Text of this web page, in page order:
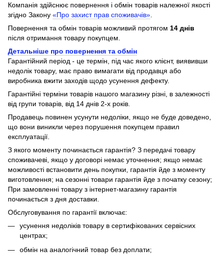
Компанія здійснює повернення і обмін товарів належної якості
згідно Закону «Про захист прав споживачів».
Повернення та обмін товарів можливий протягом 14 днів
після отримання товару покупцем.
Детальніше про повернення та обмін
Гарантійний період - це термін, під час якого клієнт, виявивши
недолік товару, має право вимагати від продавця або
виробника вжити заходів щодо усунення дефекту.
Гарантійні терміни товарів нашого магазину різні, в залежності
від групи товарів, від 14 днів 2-х років.
Продавець повинен усунути недоліки, якщо не буде доведено,
що вони виникли через порушення покупцем правил
експлуатації.
З якого моменту починається гарантія? З передачі товару
споживачеві, якщо у договорі немає уточнення; якщо немає
можливості встановити день покупки, гарантія йде з моменту
виготовлення; на сезонні товари гарантія йде з початку сезону;
При замовленні товару з інтернет-магазину гарантія
починається з дня доставки.
Обслуговування по гарантії включає:
усунення недоліків товару в сертифікованих сервісних
центрах;
обмін на аналогічний товар без доплати;